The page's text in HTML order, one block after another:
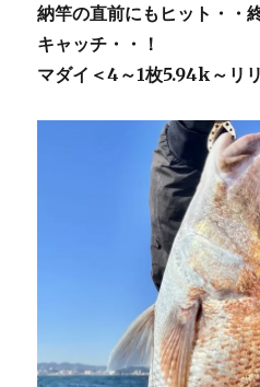
納竿の直前にもヒット・・
キャッチ・・！
マダイ＜4～1枚5.94k～リ